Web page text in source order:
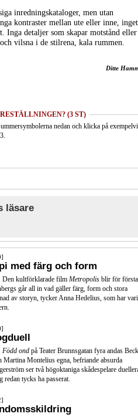
inredningskataloger, men utan
kontraster mellan ute eller inne, inget
Inga detaljer som skapar motstånd eller
vilsna i de stilrena, kala rummen.
Ditte
(3 ST)
nedan och klicka på
läsare
med färg och form
kultförklarade film Metropolis blir för första
går all in vad gäller färg, form och stora
av storyn, tycker Anna Hedelius, som har
Född ond på Teater Brunnsgatan fyra andas
Martina Montelius egna, befriande absurda
ser två högoktaniga skådespelare
redan tycks ha passerat.